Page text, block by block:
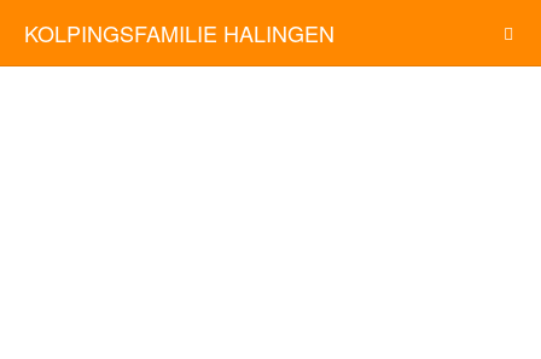
KOLPINGSFAMILIE HALINGEN